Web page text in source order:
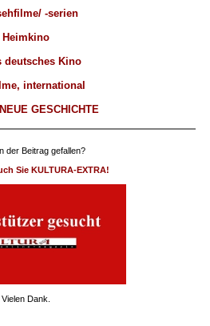
-serien
Heimkino
deutsches Kino
international
GESCHICHTE
der Beitrag gefallen?
Sie KULTURA-EXTRA!
Vielen Dank.